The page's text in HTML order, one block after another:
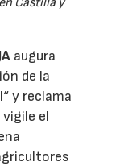
augura
de la
y reclama
el